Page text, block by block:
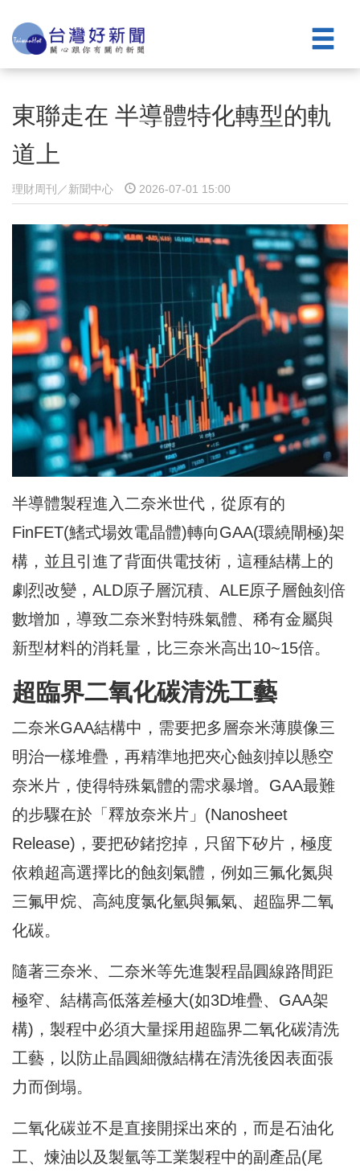
東聯走在 半導體特化轉型的軌
道上
理財周刊／新聞中心 2026-07-01 15:00
半導體製程進入二奈米世代，從原有的
FinFET(鰭式場效電晶體)轉向GAA(環繞閘極)架
構，並且引進了背面供電技術，這種結構上的
劇烈改變，ALD原子層沉積、ALE原子層蝕刻倍
數增加，導致二奈米對特殊氣體、稀有金屬與
新型材料的消耗量，比三奈米高出10~15倍。
超臨界二氧化碳清洗工藝
二奈米GAA結構中，需要把多層奈米薄膜像三
明治一樣堆疊，再精準地把夾心蝕刻掉以懸空
奈米片，使得特殊氣體的需求暴增。GAA最難
的步驟在於「釋放奈米片」(Nanosheet
Release)，要把矽鍺挖掉，只留下矽片，極度
依賴超高選擇比的蝕刻氣體，例如三氟化氮與
三氟甲烷、高純度氯化氫與氟氣、超臨界二氧
化碳。
隨著三奈米、二奈米等先進製程晶圓線路間距
極窄、結構高低落差極大(如3D堆疊、GAA架
構)，製程中必須大量採用超臨界二氧化碳清洗
工藝，以防止晶圓細微結構在清洗後因表面張
力而倒塌。
二氧化碳並不是直接開採出來的，而是石油化
工、煉油以及製氫等工業製程中的副產品(尾